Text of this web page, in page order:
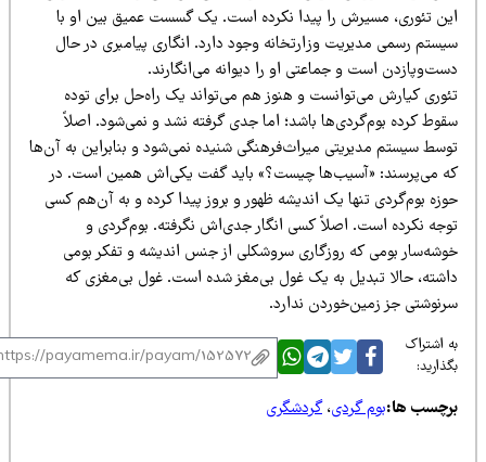
تئوری، مسیرش را پیدا نکرده است. یک گسست عمیق بین او با
رسمی مدیریت وزارتخانه وجود دارد. انگاری پیامبری در حال
است و جماعتی او را دیوانه می‌انگارند.
کیارش می‌توانست و هنوز هم می‌تواند یک راه‌حل برای توده
کرده بوم‌گردی‌ها باشد؛ اما جدی گرفته نشد و نمی‌شود. اصلاً
سیستم مدیریتی میراث‌فرهنگی شنیده نمی‌شود و بنابراین به آن‌ها
می‌پرسند: «آسیب‌ها چیست؟» باید گفت یکی‌اش همین است. در
بوم‌گردی تنها یک اندیشه ظهور و بروز پیدا کرده و به آن‌هم کسی
نکرده است. اصلاً کسی انگار جدی‌اش نگرفته. بوم‌گردی و
بومی که روزگاری سروشکلی از جنس اندیشه و تفکر بومی
حالا تبدیل به یک غول بی‌مغز شده است. غول بی‌مغزی که
جز زمین‌خوردن ندارد.
اشتراک
ها:بوم گردی،گردشگری